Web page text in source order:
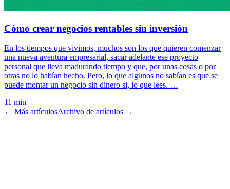
Cómo crear negocios rentables sin inversión
En los tiempos que vivimos, muchos son los que quieren comenzar
una nueva aventura empresarial, sacar adelante ese proyecto
personal que lleva madurando tiempo y que, por unas cosas o por
otras no lo habían hecho. Pero, lo que algunos no sabían es que se
puede montar un negocio sin dinero si, lo que lees. …
11 min
← Más artículosArchivo de artículos →